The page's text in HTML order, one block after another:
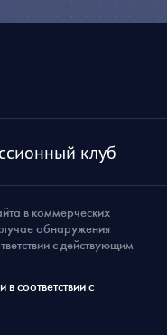
клуб
в коммерческих
обнаружения
с действующим
соответствии с